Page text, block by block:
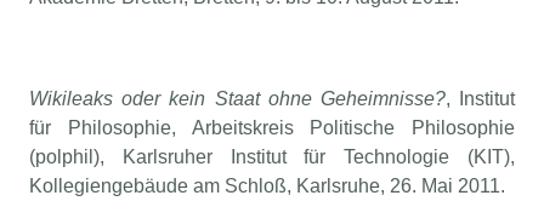
Wikileaks oder kein Staat ohne Geheimnisse?, Institut
für Philosophie, Arbeitskreis Politische Philosophie
(polphil), Karlsruher Institut für Technologie (KIT),
Kollegiengebäude am Schloß, Karlsruhe, 26. Mai 2011.